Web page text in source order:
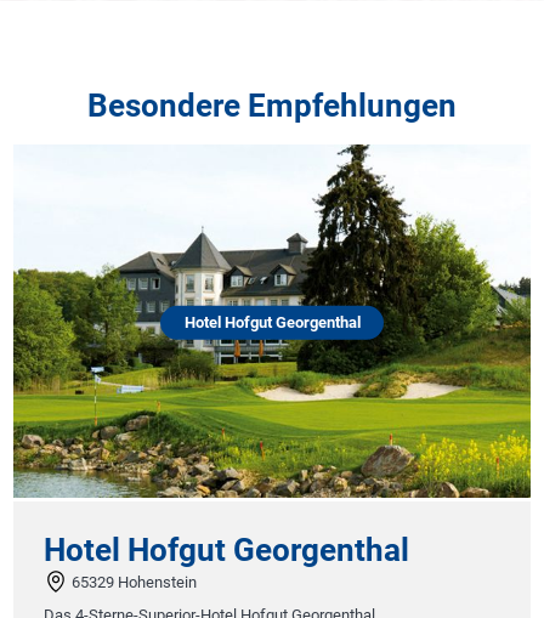
Besondere Empfehlungen
Hotel Hofgut Georgenthal
Hotel Hofgut Georgenthal
65329 Hohenstein